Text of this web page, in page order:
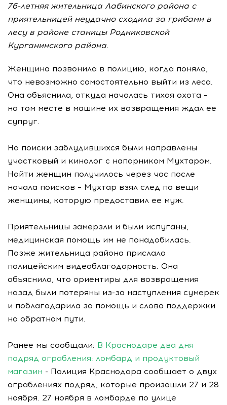
76-летняя жительница Лабинского района с
приятельницей неудачно сходила за грибами в
лесу в районе станицы Родниковской
Курганинского района.
Женщина позвонила в полицию, когда поняла,
что невозможно самостоятельно выйти из леса.
Она объяснила, откуда началась тихая охота –
на том месте в машине их возвращения ждал ее
супруг.
На поиски заблудившихся были направлены
участковый и кинолог с напарником Мухтаром.
Найти женщин получилось через час после
начала поисков – Мухтар взял след по вещи
женщины, которую предоставил ее муж.
Приятельницы замерзли и были испуганы,
медицинская помощь им не понадобилась.
Позже жительница района прислала
полицейским видеоблагодарность. Она
объяснила, что ориентиры для возвращения
назад были потеряны из-за наступления сумерек
и поблагодарила за помощь и слова поддержки
на обратном пути.
Ранее мы сообщали: В Краснодаре два дня
подряд ограбления: ломбард и продуктовый
магазин - Полиция Краснодара сообщает о двух
ограблениях подряд, которые произошли 27 и 28
ноября. 27 ноября в ломбарде по улице